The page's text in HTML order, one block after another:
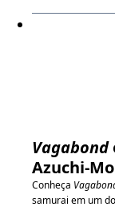
Vagabond
Azuchi-
Conheça
samurai em um